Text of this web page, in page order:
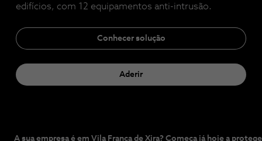
edifícios, com 12 equipamentos anti-intrusão.
Conhecer solução
Aderir
A sua empresa é em Vila Franca de Xira? Começa já hoje a